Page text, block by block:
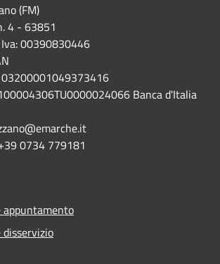
(FM)
4 - 63851
Iva: 00390830446
Banca d'Italia
0734 779181
appuntamento
disservizio